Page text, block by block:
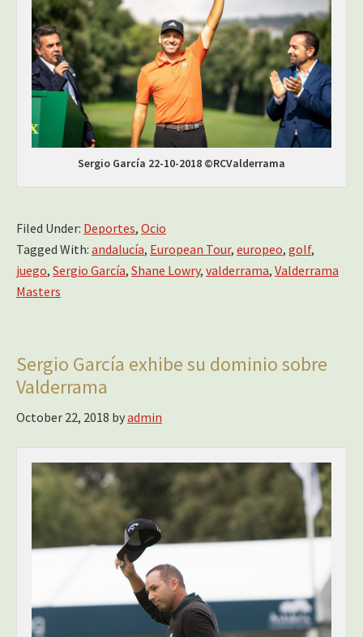
Sergio García 22-10-2018 ©RCValderrama
Filed Under: Deportes, Ocio
Tagged With: andalucía, European Tour, europeo, golf,
juego, Sergio García, Shane Lowry, valderrama, Valderrama
Masters
Sergio García exhibe su dominio sobre
Valderrama
October 22, 2018 byadmin